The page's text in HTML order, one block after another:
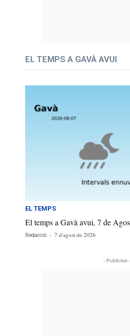
EL TEMPS A GAVÀ AVUI
EL TEMPS
El temps a Gavà avui, 7 de
Redacció - 7 d'agost de 2026
- Publicitat -